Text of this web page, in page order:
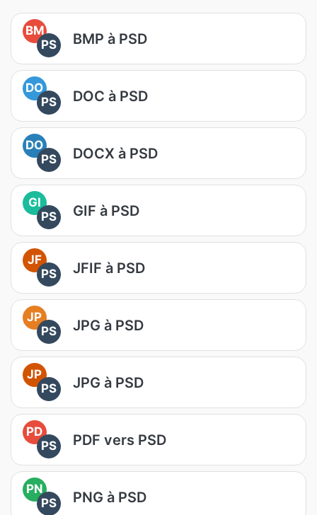
BM
PS
BMP à PSD
DO
PS
DOC à PSD
DO
PS
DOCX à PSD
GI
PS
GIF à PSD
JF
PS
JFIF à PSD
JP
PS
JPG à PSD
JP
PS
JPG à PSD
PD
PS
PDF vers PSD
PN
PS
PNG à PSD